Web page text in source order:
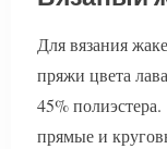
Для вязания
пряжи цвета
45%
прямые и